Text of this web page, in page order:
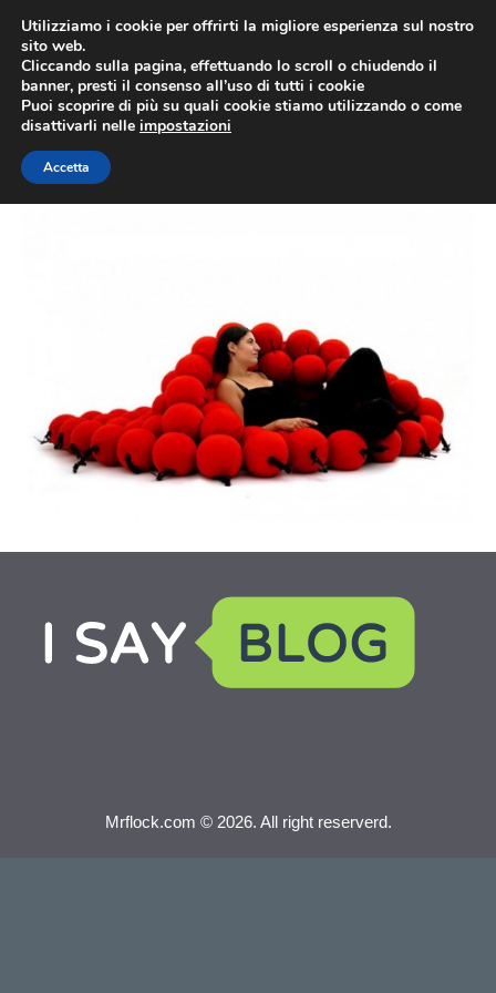
contenuto
feeldeluxe
Mrflock.com © 2026. All right reserverd.
Utilizziamo i cookie per offrirti la migliore esperienza sul nostro
sito web.
Cliccando sulla pagina, effettuando lo scroll o chiudendo il
banner, presti il consenso all’uso di tutti i cookie
Puoi scoprire di più su quali cookie stiamo utilizzando o come
disattivarli nelle impostazioni
Accetta